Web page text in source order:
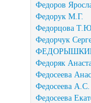
Федоров
Федорук М.Г.
Федорцова
Федорчук
Федоряк
Федосеева
Федосеева А.С.
Федосеева